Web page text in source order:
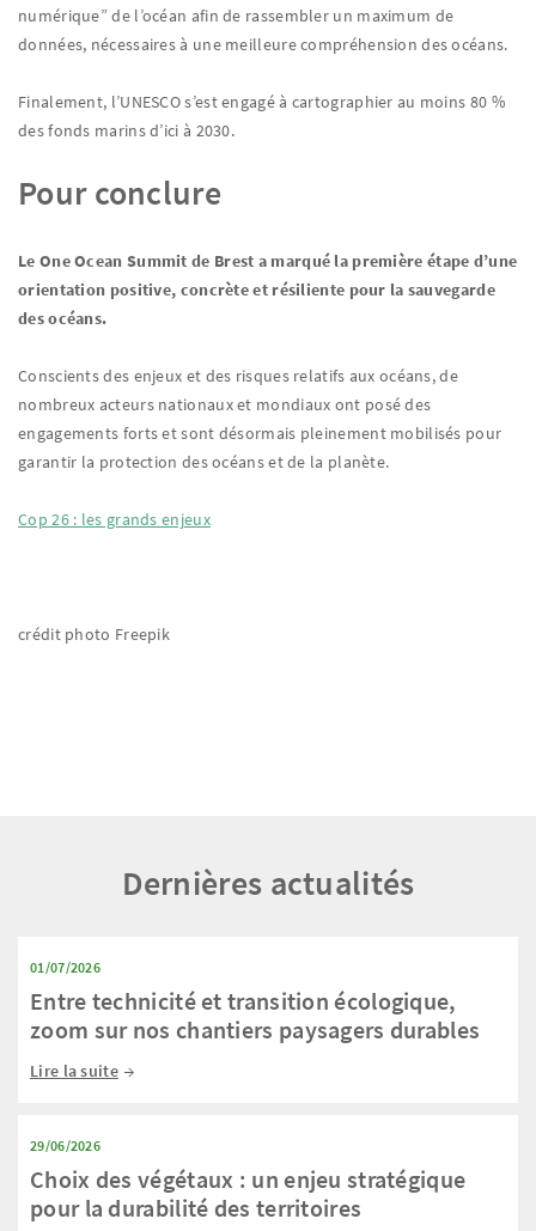
numérique” de l’océan afin de rassembler un maximum de
données, nécessaires à une meilleure compréhension des océans.
Finalement, l’UNESCO s’est engagé à cartographier au moins 80 %
des fonds marins d’ici à 2030.
Pour conclure
Le One Ocean Summit de Brest a marqué la première étape d’une
orientation positive, concrète et résiliente pour la sauvegarde
des océans.
Conscients des enjeux et des risques relatifs aux océans, de
nombreux acteurs nationaux et mondiaux ont posé des
engagements forts et sont désormais pleinement mobilisés pour
garantir la protection des océans et de la planète.
Cop 26 : les grands enjeux
crédit photo Freepik
Dernières actualités
01/07/2026
Entre technicité et transition écologique,
zoom sur nos chantiers paysagers durables
Lire la suite
29/06/2026
Choix des végétaux : un enjeu stratégique
pour la durabilité des territoires